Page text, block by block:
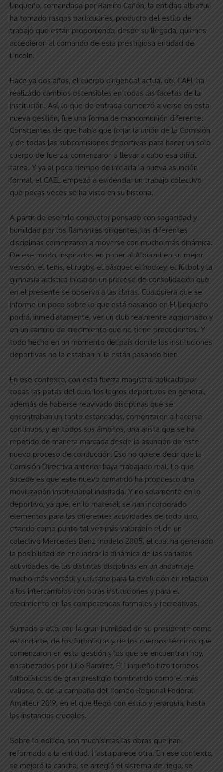
Linqueño, comandada por Ramiro Cañón, la entidad albiazul
ha tomado rasgos particulares, producto del estilo de
trabajo que están proponiendo, desde su llegada, quienes
accedieron al comando de esta prestigiosa entidad de
Lincoln.
Hace ya dos años, el cuerpo dirigencial actual del CAEL ha
realizado cambios ostensibles en todas las facetas de la
institución. Así, lo que de entrada comenzó a verse en esta
nueva gestión, fue una forma de mancomunión diferente.
Conscientes de que había que forjar la unión de la Comisión
y de todas las subcomisiones deportivas para hacer un solo
cuerpo de fuerza, comenzaron a llevar a cabo esa difícil
tarea. Y ya al poco tiempo de iniciada la nueva asunción
formal, el CAEL empezó a evidenciar un trabajo colectivo
que pocas veces se ha visto en su historia.
A partir de ese hilo conductor pensado con sagacidad y
humildad por los flamantes dirigentes, las diferentes
disciplinas comenzaron a moverse con mucho más dinámica.
De ese modo, inspirados en poner al Albiazul en su mejor
versión, el tenis, el rugby, el básquet el hockey, el fútbol y la
gimnasia artística iniciaron un proceso de consolidación que
en el presente se observa a las claras. Cualquiera que se
informe un poco sobre lo que está pasando en El Linqueño
podrá, inmediatamente, ver un club realmente aggiornado y
en un camino de crecimiento que no tiene precedentes. Y
todo hecho en un momento del país donde las instituciones
deportivas no la estaban ni la están pasando bien.
En ese contexto, con esta fuerza magistral aplicada por
todas las patas del club, los logros deportivos en general,
además de haberse reavivado disciplinas que se
encontraban un tanto estancadas, comenzaron a hacerse
continuos, y en todos sus ámbitos, una arista que se ha
repetido de manera marcada desde la asunción de este
nuevo proceso de conducción. Eso no quiere decir que la
Comisión Directiva anterior haya trabajado mal. Lo que
sucede es que este nuevo comando ha propuesto una
movilización institucional inusitada. Y no solamente en lo
deportivo, ya que, en lo material, se han incorporado
elementos para las diferentes actividades de todo tipo,
citando como punto tal vez más valorable el de un
colectivo Mercedes Benz modelo 2005, el cual ha generado
la posibilidad de encuadrar la dinámica de las variadas
actividades de las distintas disciplinas en un andamiaje
mucho más versátil y utilitario para la evolución en relación
a los intercambios con otras instituciones y para el
crecimiento en las competencias formales y recreativas.
Sumado a ello, con la gran humildad de su presidente como
estandarte, de los futbolistas y de los cuerpos técnicos que
comenzaron en esta gestión y los que se encuentran hoy,
encabezados por Julio Ramírez, El Linqueño hizo torneos
futbolísticos de gran prestigio, nombrando como el más
valioso, el de la campaña del Torneo Regional Federal
Amateur 2019, en el que llegó, con estilo y jerarquía, hasta
las instancias cruciales.
Sobre lo edilicio, son muchísimas las obras que han
reformado a la entidad. Hasta parece otra. En ese contexto,
se mejoró la cancha, se arregló el sistema de riego, se